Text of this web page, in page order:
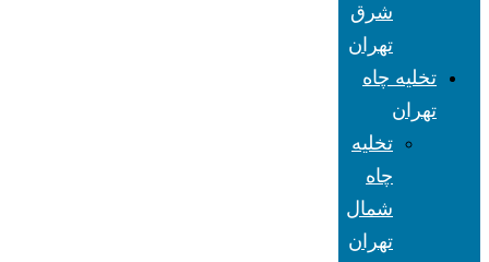
شرق
تهران
تخلیه چاه
تهران
تخلیه
چاه
شمال
تهران